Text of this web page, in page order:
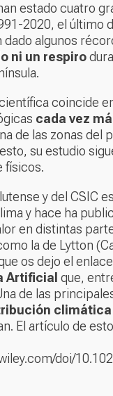
estado cuatro
2020, el último
algunos
ni un respiro
coincide
cada vez
de las zonas del
su estudio
físicos.
y del CSIC
y hace ha
en distintas
la de Lytton
os dejo el
Artificial que,
de las
climática
El artículo de
doi/